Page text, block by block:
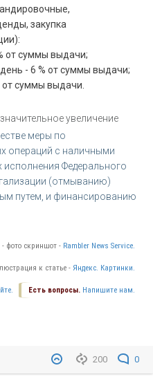
закупка
от суммы выдачи;
- 6 % от суммы выдачи;
от суммы выдачи.
увеличение
меры по
операций с наличными
Федерального
(отмыванию)
путем, и финансированию
- фото скриншот - Rambler News Service.
к статье - Яндекс. Картинки.
Есть вопросы. Напишите нам.
200 0